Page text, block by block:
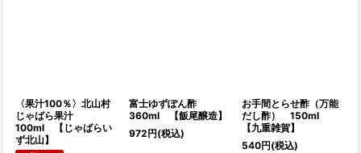
〈果汁100％〉北山村
じゃばら果汁
100ml 【じゃばらい
ず北山】
富士ゆずぽん酢
360ml 【飯尾醸造】
972円(税込)
お手間とらせ酢（万能
だし酢） 150ml
【九重雑賀】
540円(税込)